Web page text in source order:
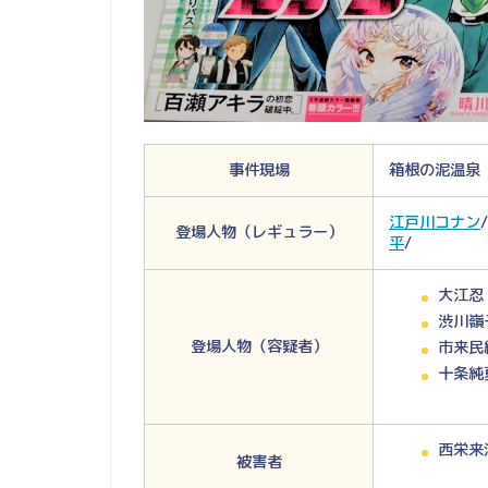
事件現場 箱根の泥温泉
登場人物（レギュラー） 江戸川コナン/
平/
登場人物（容疑者）
大江忍
渋川嶺
市来民
十条純
被害者
西栄来